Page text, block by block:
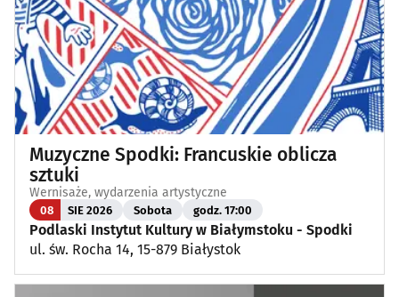
Muzyczne Spodki: Francuskie oblicza
sztuki
Wernisaże, wydarzenia artystyczne
08 SIE 2026 Sobota godz. 17:00
Podlaski Instytut Kultury w Białymstoku - Spodki
ul. św. Rocha 14, 15-879 Białystok